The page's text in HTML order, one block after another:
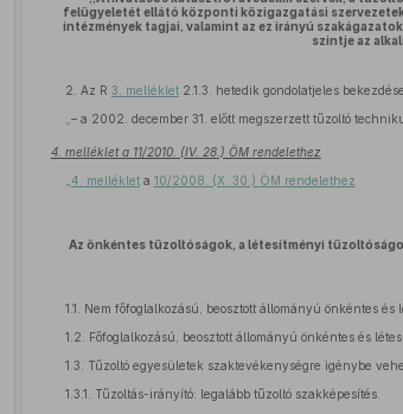
felügyeletét ellátó központi közigazgatási
intézmények tagjai, valamint az ez irányú
szintje az
2. Az R 3. melléklet2.1.3. hetedik gondolatjeles
„– a 2002. december 31. előtt megszerzett tűzoltó
4. melléklet a 11/2010. (IV. 28.) ÖM rendelethez
4. mellékleta 10/2008. (X. 30.) ÖM rendelethez
Az önkéntes tűzoltóságok, a létesítményi
1.1. Nem főfoglalkozású, beosztott állományú önkéntes
1.2. Főfoglalkozású, beosztott állományú önkéntes és
1.3. Tűzoltó egyesületek szaktevékenységre igénybe
1.3.1. Tűzoltás-irányító: legalább tűzoltó szakképesítés.